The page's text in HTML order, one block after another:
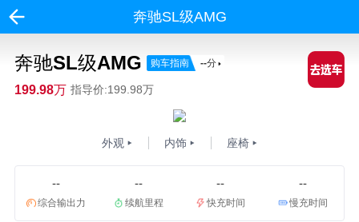
奔驰SL级AMG
奔驰SL级AMG 购车指南 --分
199.98万 指导价:199.98万
外观 内饰 座椅
--
综合输出力
--
续航里程
--
快充时间
--
慢充时间